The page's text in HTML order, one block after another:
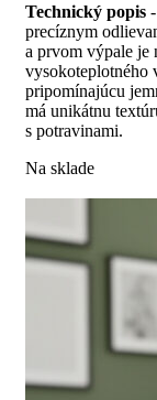
Technický popis
precíznym
a prvom výpale je
vysokoteplotného
pripomínajúcu
má unikátnu
s potravinami.
Na sklade